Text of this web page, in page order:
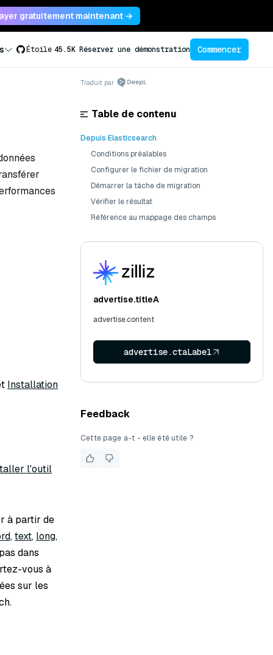
gratuitement maintenant →
Étoile 45.5K Réserver une démonstration Commencer
Installation
l'outil
à partir de
,text, long,
dans
vous à
sur les
Traduit par
Table de contenu
Depuis Elasticsearch
Conditions préalables
Configurer le fichier de migration
Démarrer la tâche de migration
Vérifier le résultat
Référence au mappage des champs
advertise.titleA
advertise.content
advertise.ctaLabel
Feedback
Cette page a-t - elle été utile ?